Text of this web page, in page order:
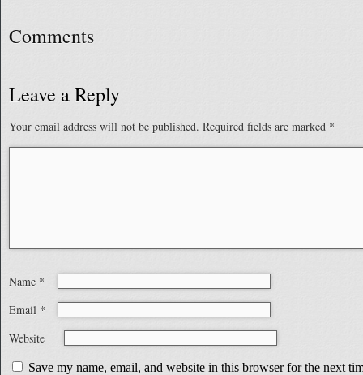
Comments
Leave a Reply
Your email address will not be published. Required fields are marked *
Name *
Email *
Website
Save my name, email, and website in this browser for the next